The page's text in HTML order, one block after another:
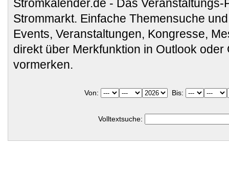
Stromkalender.de - Das Veranstaltungs-
Strommarkt. Einfache Themensuche
Events, Veranstaltungen, Kongresse,
direkt über Merkfunktion in Outlook oder
vormerken.
Von: Bis:
Volltextsuche: